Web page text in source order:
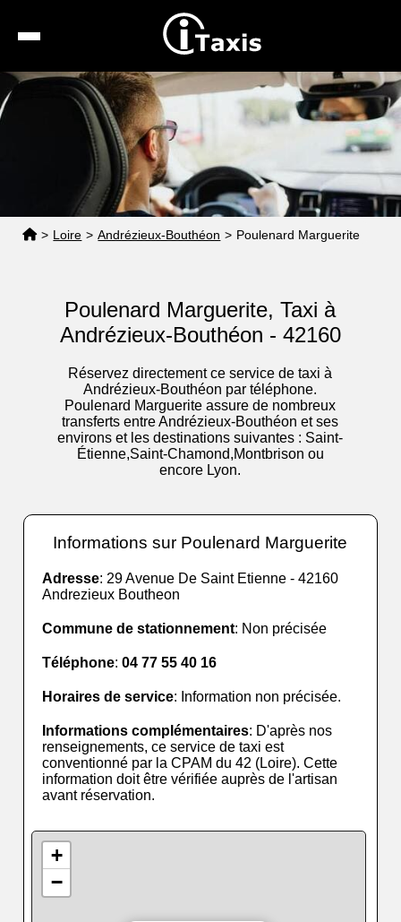
Recherche
Calcul de tarif
Taxis conventionnés
Espace pro
> Loire > Andrézieux-Bouthéon > Poulenard Marguerite
Poulenard Marguerite, Taxi à
Andrézieux-Bouthéon - 42160
Réservez directement ce service de taxi à
Andrézieux-Bouthéon par téléphone.
Poulenard Marguerite assure de nombreux
transferts entre Andrézieux-Bouthéon et ses
environs et les destinations suivantes : Saint-
Étienne,Saint-Chamond,Montbrison ou
encore Lyon.
Informations sur Poulenard Marguerite
Adresse: 29 Avenue De Saint Etienne - 42160
Andrezieux Boutheon
Commune de stationnement: Non précisée
Téléphone:04 77 55 40 16
Horaires de service: Information non précisée.
Informations complémentaires: D'après nos
renseignements, ce service de taxi est
conventionné par la CPAM du 42 (Loire). Cette
information doit être vérifiée auprès de l'artisan
avant réservation.
+
−